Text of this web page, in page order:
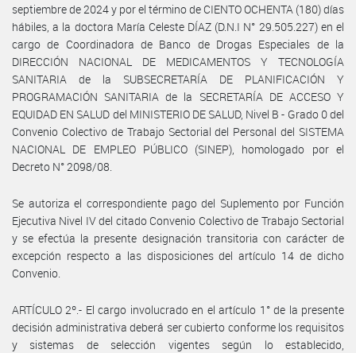
septiembre de 2024 y por el término de CIENTO OCHENTA (180) días
hábiles, a la doctora María Celeste DÍAZ (D.N.I N° 29.505.227) en el
cargo de Coordinadora de Banco de Drogas Especiales de la
DIRECCIÓN NACIONAL DE MEDICAMENTOS Y TECNOLOGÍA
SANITARIA de la SUBSECRETARÍA DE PLANIFICACIÓN Y
PROGRAMACIÓN SANITARIA de la SECRETARÍA DE ACCESO Y
EQUIDAD EN SALUD del MINISTERIO DE SALUD, Nivel B - Grado 0 del
Convenio Colectivo de Trabajo Sectorial del Personal del SISTEMA
NACIONAL DE EMPLEO PÚBLICO (SINEP), homologado por el
Decreto N° 2098/08.
Se autoriza el correspondiente pago del Suplemento por Función
Ejecutiva Nivel IV del citado Convenio Colectivo de Trabajo Sectorial
y se efectúa la presente designación transitoria con carácter de
excepción respecto a las disposiciones del artículo 14 de dicho
Convenio.
ARTÍCULO 2º.- El cargo involucrado en el artículo 1° de la presente
decisión administrativa deberá ser cubierto conforme los requisitos
y sistemas de selección vigentes según lo establecido,